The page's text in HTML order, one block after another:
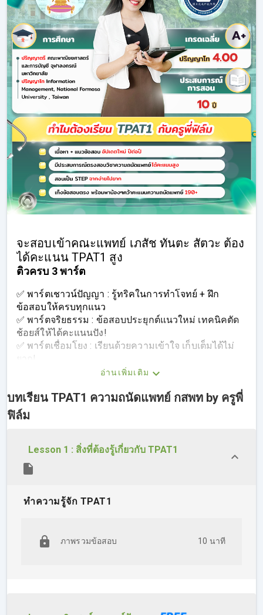
จะสอบเข้าคณะแพทย์ เภสัช ทันตะ สัตวะ ต้อง
ได้คะแนน TPAT1 สูง
ติวครบ 3 พาร์ต
✅ พาร์ตเชาวน์ปัญญา : รู้ทริคในการทำโจทย์ + ฝึก
ข้อสอบให้ครบทุกแนว
✅ พาร์ตจริยธรรม : ข้อสอบประยุกต์แนวใหม่ เทคนิคตัด
ช้อยส์ให้ได้คะแนนปัง!
✅ พาร์ตเชื่อมโยง : เรียนด้วยความเข้าใจ เก็บเต็มได้ไม่
ยาก!
อ่านเพิ่มเติม
บทเรียน TPAT1 ความถนัดแพทย์ กสพท by ครูพี่
ฟิล์ม
Lesson 1 : สิ่งที่ต้องรู้เกี่ยวกับ TPAT1
ทำความรู้จัก TPAT1
ภาพรวมข้อสอบ 10 นาที